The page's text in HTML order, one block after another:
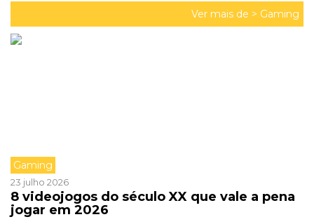
Ver mais de > Gaming
Gaming
23 julho 2026
8 videojogos do século XX que vale a pena
jogar em 2026